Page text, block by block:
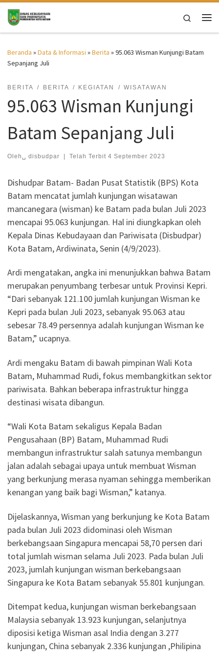
Skip to content
Search
Beranda »Data & Informasi »Berita »95.063 Wisman Kunjungi Batam
Sepanjang Juli
BERITA BERITA KEGIATAN WISATAWAN
95.063 Wisman Kunjungi
Batam Sepanjang Juli
Oleh␣ disbudpar | Telah Terbit 4 September 2023
Dishudpar Batam- Badan Pusat Statistik (BPS) Kota
Batam mencatat jumlah kunjungan wisatawan
mancanegara (wisman) ke Batam pada bulan Juli 2023
mencapai 95.063 kunjungan. Hal ini diungkapkan oleh
Kepala Dinas Kebudayaan dan Pariwisata (Disbudpar)
Kota Batam, Ardiwinata, Senin (4/9/2023).
Ardi mengatakan, angka ini menunjukkan bahwa Batam
merupakan penyumbang terbesar untuk Provinsi Kepri.
“Dari sebanyak 121.100 jumlah kunjungan Wisman ke
Kepri pada bulan Juli 2023, sebanyak 95.063 atau
sebesar 78.49 persennya adalah kunjungan Wisman ke
Batam,” ucapnya.
Ardi mengaku Batam di bawah pimpinan Wali Kota
Batam, Muhammad Rudi, fokus membangkitkan sektor
pariwisata. Bahkan beberapa infrastruktur hingga
destinasi wisata dibangun.
“Wali Kota Batam sekaligus Kepala Badan
Pengusahaan (BP) Batam, Muhammad Rudi
membangun infrastruktur salah satunya membangun
jalan adalah sebagai upaya untuk membuat Wisman
yang berkunjung merasa nyaman sehingga memberikan
kenangan yang baik bagi Wisman,” katanya.
Dijelaskannya, Wisman yang berkunjung ke Kota Batam
pada bulan Juli 2023 didominasi oleh Wisman
berkebangsaan Singapura mencapai 58,70 persen dari
total jumlah wisman selama Juli 2023. Pada bulan Juli
2023, jumlah kunjungan wisman berkebangsaan
Singapura ke Kota Batam sebanyak 55.801 kunjungan.
Ditempat kedua, kunjungan wisman berkebangsaan
Malaysia sebanyak 13.923 kunjungan, selanjutnya
diposisi ketiga Wisman asal India dengan 3.277
kunjungan, China sebanyak 2.336 kunjungan ,Philipina